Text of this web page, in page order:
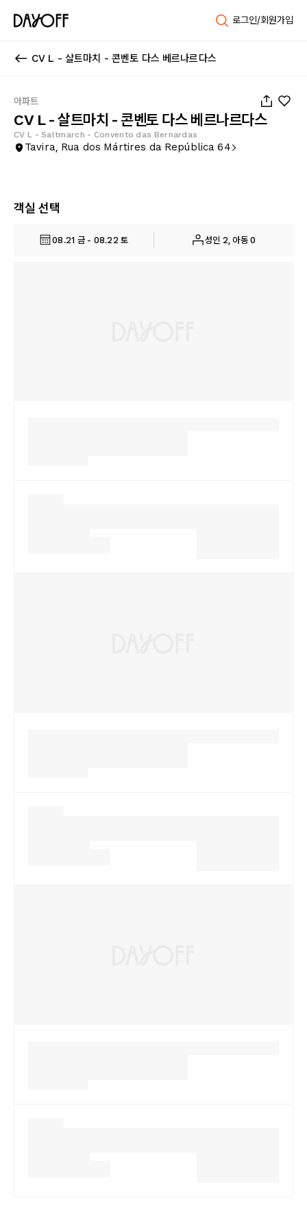
로그인/회원가입
CV L - 살트마치 - 콘벤토 다스 베르나르다스
아파트
CV L - 살트마치 - 콘벤토 다스 베르나르다스
CV L - Saltmarch - Convento das Bernardas
Tavira, Rua dos Mártires da República 64
객실 선택
08.21 금 - 08.22 토 성인 2, 아동 0